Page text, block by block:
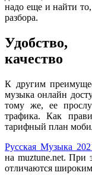
надо еще и найти то,
разбора.
Удобство,
качество
К другим
музыка онлайн
тому же, ее
трафика. Как
тарифный план
Русская Музыка
на muztune.net. При
отличаются